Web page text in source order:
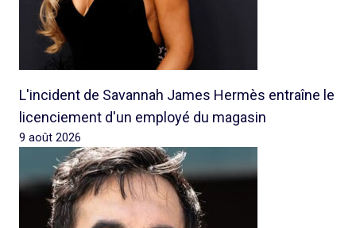
L'incident de Savannah James Hermès entraîne le
licenciement d'un employé du magasin
9 août 2026